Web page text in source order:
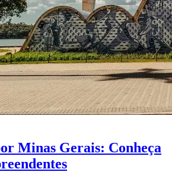
Minas Gerais: Conheça